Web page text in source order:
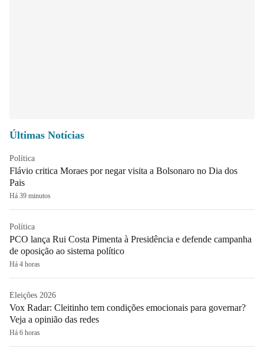
Últimas Notícias
Política
Flávio critica Moraes por negar visita a Bolsonaro no Dia dos
Pais
Há 39 minutos
Política
PCO lança Rui Costa Pimenta à Presidência e defende campanha
de oposição ao sistema político
Há 4 horas
Eleições 2026
Vox Radar: Cleitinho tem condições emocionais para governar?
Veja a opinião das redes
Há 6 horas